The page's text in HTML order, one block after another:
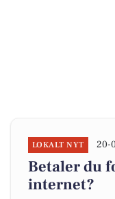
LOKALT NYT 20-
Betaler du
internet?